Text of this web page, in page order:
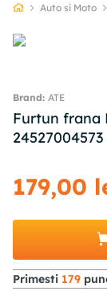
Auto si Moto
ATE
Furtun frana
24527004573
179,00
Primesti 179